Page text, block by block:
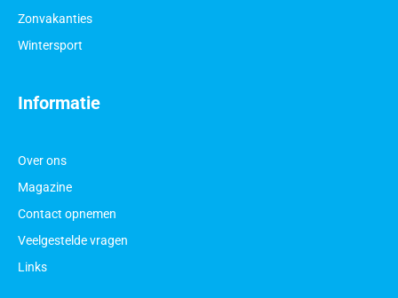
Informatie
Over ons
Magazine
Contact opnemen
Veelgestelde vragen
Links
Zonvakanties
Wintersport